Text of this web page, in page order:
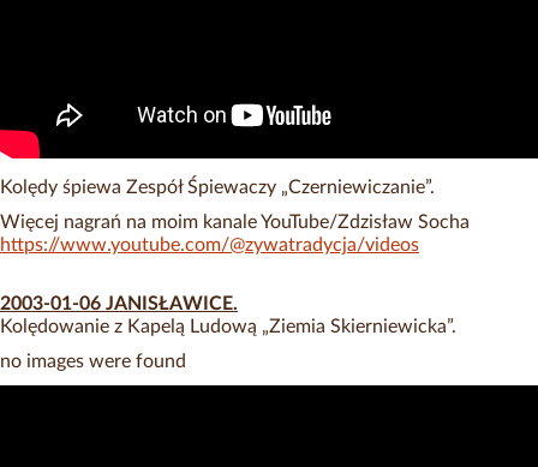
Kolędy śpiewa Zespół Śpiewaczy „Czerniewiczanie”.
Więcej nagrań na moim kanale YouTube/Zdzisław Socha
https://www.youtube.com/@zywatradycja/videos
2003-01-06 JANISŁAWICE.
Kolędowanie z Kapelą Ludową „Ziemia Skierniewicka”.
no images were found